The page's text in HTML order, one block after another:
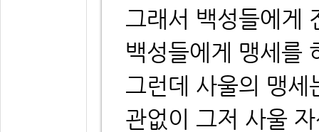
그래서 백성들에게
백성들에게 맹세를
그런데 사울의 맹세
관없이 그저 사울